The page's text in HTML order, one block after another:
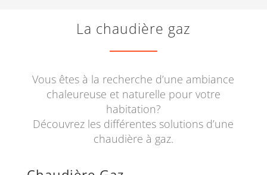
La chaudière gaz
Vous êtes à la recherche d’une ambiance
chaleureuse et naturelle pour votre
habitation?
Découvrez les différentes solutions d’une
chaudière à gaz.